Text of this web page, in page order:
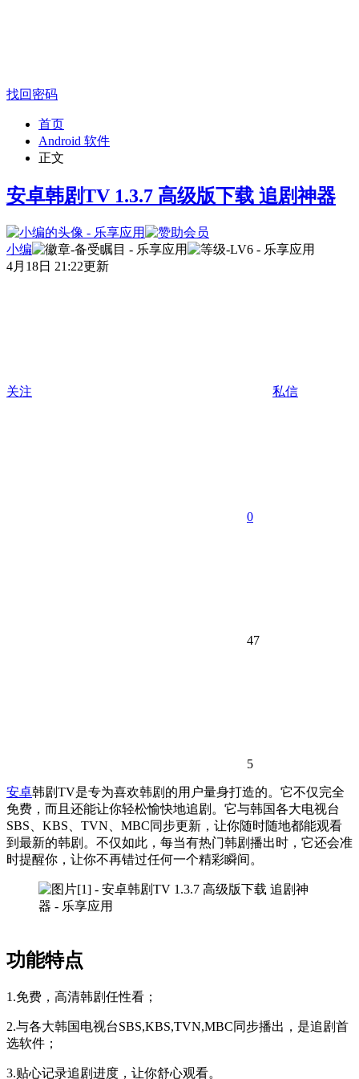
找回密码
首页
Android 软件
正文
安卓韩剧TV 1.3.7 高级版下载 追剧神器
小编
4月18日 21:22更新
关注 私信
0
47
5
安卓韩剧TV是专为喜欢韩剧的用户量身打造的。它不仅完全
免费，而且还能让你轻松愉快地追剧。它与韩国各大电视台
SBS、KBS、TVN、MBC同步更新，让你随时随地都能观看
到最新的韩剧。不仅如此，每当有热门韩剧播出时，它还会准
时提醒你，让你不再错过任何一个精彩瞬间。
功能特点
1.免费，高清韩剧任性看；
2.与各大韩国电视台SBS,KBS,TVN,MBC同步播出，是追剧首
选软件；
3.贴心记录追剧进度，让你舒心观看。